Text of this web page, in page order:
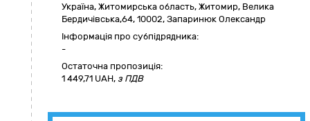
Україна, Житомирська область, Житомир, Велика
Бердичівська,64, 10002, Запаринюк Олександр
Інформація про субпідрядника:
-
Остаточна пропозиція:
1 449,71 UAH, з ПДВ